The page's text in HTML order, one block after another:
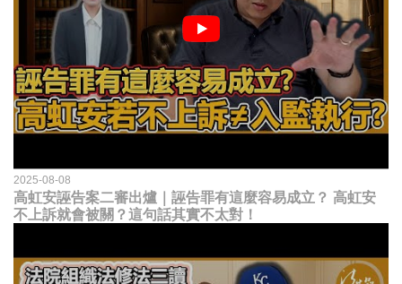
2025-08-08
高虹安誣告案二審出爐｜誣告罪有這麼容易成立？ 高虹安
不上訴就會被關？這句話其實不太對！